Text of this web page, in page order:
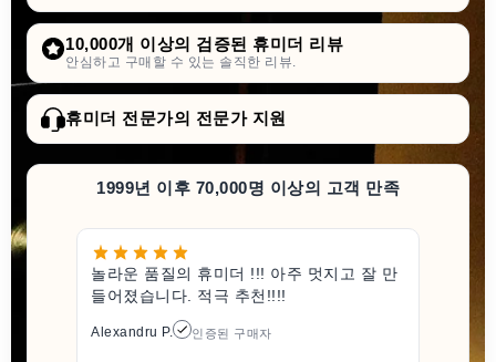
10,000개 이상의 검증된 휴미더 리뷰
안심하고 구매할 수 있는 솔직한 리뷰.
휴미더 전문가의 전문가 지원
1999년 이후 70,000명 이상의 고객 만족
놀라운 품질의 휴미더 !!! 아주 멋지고 잘 만
들어졌습니다. 적극 추천!!!!
Alexandru P. 인증된 구매자